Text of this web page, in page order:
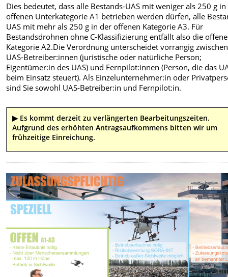
Dies bedeutet, dass alle Bestands-UAS mit weniger als 250 g
offenen Unterkategorie A1 betrieben werden dürfen, alle
UAS mit mehr als 250 g in der offenen Kategorie A3. Für
Bestandsdrohnen ohne C-Klassifizierung entfällt also die offene
Kategorie A2.Die Verordnung unterscheidet vorrangig zwischen
UAS-Betreiber:innen (juristische oder natürliche Person;
Eigentümer:in des UAS) und Fernpilot:innen (Person, die das
beim Einsatz steuert). Als Einzelunternehmer:in oder
sind Sie sowohl UAS-Betreiber:in und Fernpilot:in.
▶ Es kommt derzeit zu verlängerten Bearbeitungszeiten.
Aufgrund des erhöhten Antragsaufkommens bitten wir um
frühzeitige Einreichung.